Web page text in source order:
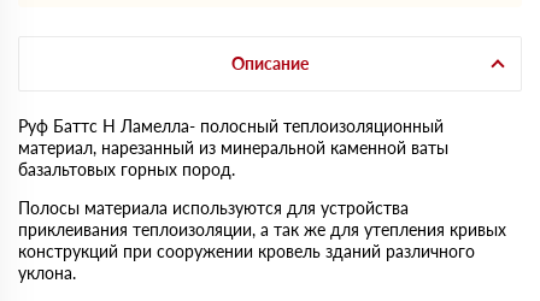
Описание
Руф Баттс Н Ламелла- полосный теплоизоляционный
материал, нарезанный из минеральной каменной ваты
базальтовых горных пород.
Полосы материала используются для устройства
приклеивания теплоизоляции, а так же для утепления кривых
конструкций при сооружении кровель зданий различного
уклона.